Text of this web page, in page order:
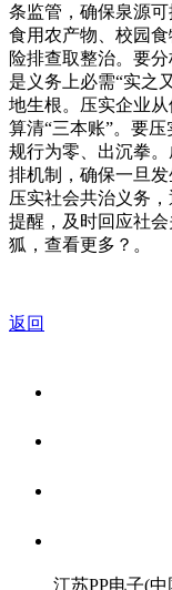
条监管，确保泉源
食用农产物、校园
险排查取整治。要
是义务上必需“实之
地生根。压实企业从
算清“三本账”。要
规行为零、出沉拳
排机制，确保一旦
压实社会共治义务
提醒，及时回应社
狐，查看更多？。
返回
江苏PP电子(